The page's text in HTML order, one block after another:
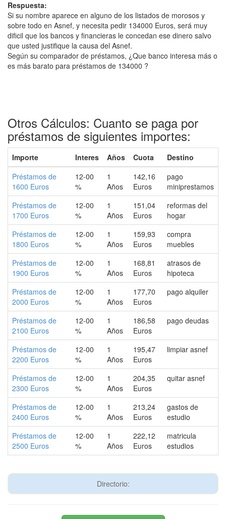
Respuesta:
Si su nombre aparece en alguno de los listados de morosos y
sobre todo en Asnef, y necesita pedir 134000 Euros, será muy
dificil que los bancos y financieras le concedan ese dinero salvo
que usted justifique la causa del Asnef.
Según su comparador de préstamos, ¿Que banco interesa más o
es más barato para préstamos de 134000 ?
Otros Cálculos: Cuanto se paga por
préstamos de siguientes importes:
Importe Interes Años Cuota
Destino
Préstamos de
1600 Euros
12-00
%
1
Años
142,16
Euros
pago
miniprestamos
Préstamos de
1700 Euros
12-00
%
1
Años
151,04
Euros
reformas del
hogar
Préstamos de
1800 Euros
12-00
%
1
Años
159,93
Euros
compra
muebles
Préstamos de
1900 Euros
12-00
%
1
Años
168,81
Euros
atrasos de
hipoteca
Préstamos de
2000 Euros
12-00
%
1
Años
177,70
Euros
pago alquiler
Préstamos de
2100 Euros
12-00
%
1
Años
186,58
Euros
pago deudas
Préstamos de
2200 Euros
12-00
%
1
Años
195,47
Euros
limpiar asnef
Préstamos de
2300 Euros
12-00
%
1
Años
204,35
Euros
quitar asnef
Préstamos de
2400 Euros
12-00
%
1
Años
213,24
Euros
gastos de
estudio
Préstamos de
2500 Euros
12-00
%
1
Años
222,12
Euros
matricula
estudios
Directorio: